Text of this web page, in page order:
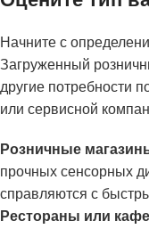
Начните с
Загруженный
другие потребности
или сервисной
Розничные
прочных сенсорных
справляются с
Рестораны или кафе